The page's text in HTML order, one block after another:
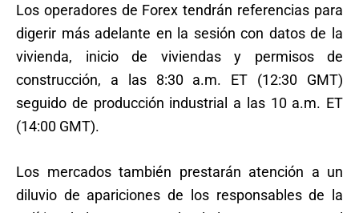
Los operadores de Forex tendrán referencias para
digerir más adelante en la sesión con datos de la
vivienda, inicio de viviendas y permisos de
construcción, a las 8:30 a.m. ET (12:30 GMT)
seguido de producción industrial a las 10 a.m. ET
(14:00 GMT).
Los mercados también prestarán atención a un
diluvio de apariciones de los responsables de la